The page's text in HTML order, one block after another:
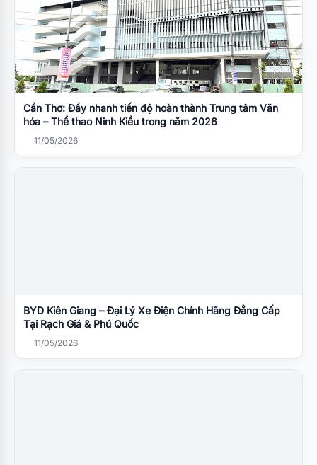
Cần Thơ: Đẩy nhanh tiến độ hoàn thành Trung tâm Văn
hóa – Thể thao Ninh Kiều trong năm 2026
11/05/2026
BYD Kiên Giang – Đại Lý Xe Điện Chính Hãng Đẳng Cấp
Tại Rạch Giá & Phú Quốc
11/05/2026